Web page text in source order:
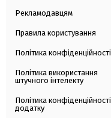
Рекламодавцям
Правила користування
Політика конфіденційності
Політика використання
штучного інтелекту
Політика конфіденційності
додатку